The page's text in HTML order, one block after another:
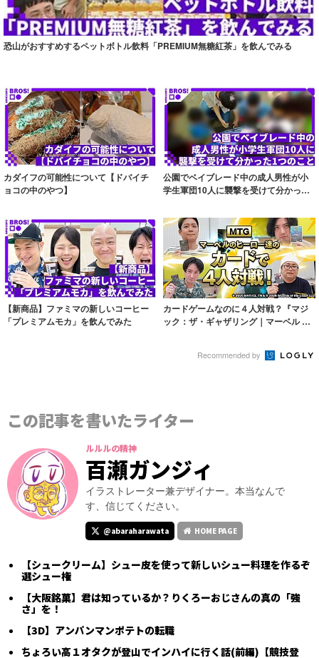
恐山がおすすめするペットボトル飲料「PREMIUM無糖紅茶」を飲んでみる
カダイフの可能性について【ドバイチ
ョコの中のやつ】
公園でベイブレード中の成人男性が小
学生軍団10人に襲撃を受けて分かった1
【新商品】ファミマの新しいコーヒー
「プレミアムモカ」を飲んでみた
カードゲームなのに４人対戦？『マジ
ック：ザ・ギャザリング｜マーベル ス
Recommended by
この記事を書いたライター
ルルルの精神
百瀬ガンジィ
イラストレーター兼デザイナー。本当なんで
す、信じてください。
@abaraharawata HOME PAGE
【シュークリーム】シュー皮を使って新しいシュー料理を作るぞ
選シュー権
【大阪銘菓】君は知っているか？りくろーおじさんの真の「強
さ」を！
【3D】アンパンマンポテトの転職
ちょろい高１オタクが登山でインハイに行く話(前編)【競技登